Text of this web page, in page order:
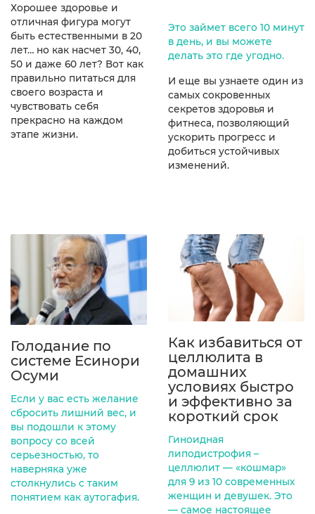
Хорошее здоровье и
отличная фигура могут
быть естественными в 20
лет… но как насчет 30, 40,
50 и даже 60 лет? Вот как
правильно питаться для
своего возраста и
чувствовать себя
прекрасно на каждом
этапе жизни.
Это займет всего 10 минут
в день, и вы можете
делать это где угодно.
И еще вы узнаете один из
самых сокровенных
секретов здоровья и
фитнеса, позволяющий
ускорить прогресс и
добиться устойчивых
изменений.
Голодание по
системе Есинори
Осуми
Если у вас есть желание
сбросить лишний вес, и
вы подошли к этому
вопросу со всей
серьезностью, то
наверняка уже
столкнулись с таким
понятием как аутогафия.
Как избавиться от
целлюлита в
домашних
условиях быстро
и эффективно за
короткий срок
Гиноидная
липодистрофия –
целлюлит — «кошмар»
для 9 из 10 современных
женщин и девушек. Это
— самое настоящее